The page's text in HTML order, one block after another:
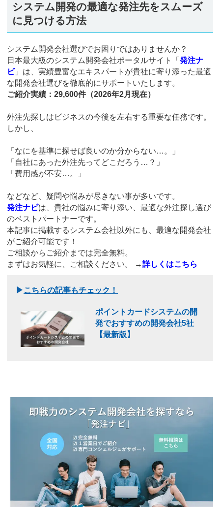
システム開発の最適な発注先をスムーズ
に見つける方法
システム開発会社選びでお困りではありませんか？
日本最大級のシステム開発会社ポータルサイト「 発注ナ
ビ」は、実績豊富なエキスパートが貴社に寄り添った最適
な開発会社選びを徹底的にサポートいたします。
ご紹介実績：29,600件（2026年2月現在）
外注先探しはビジネスの今後を左右する重要な任務です。
しかし、
「なにを基準に探せば良いのか分からない…。」
「自社にあった外注先ってどこだろう…？」
「費用感が不安…。」
などなど、疑問や悩みが尽きない事が多いです。
発注ナビは、貴社の悩みに寄り添い、最適な外注探し選び
のベストパートナーです。
本記事に掲載するシステム会社以外にも、最適な開発会社
がご紹介可能です！
ご相談からご紹介までは完全無料。
まずはお気軽に、ご相談ください。
→詳しくはこちら
▶ こちらの記事もチェック！
ポイントカードシステムの開
発でおすすめの開発会社5社
【最新版】